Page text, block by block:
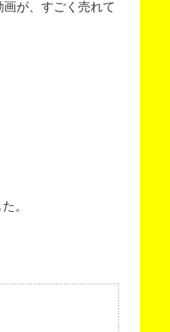
が、すごく売れて
。